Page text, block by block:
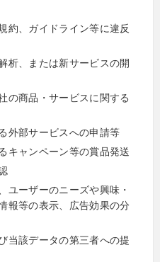
約、ガイドライン等に違反
析、または新サービスの開
の商品・サービスに関する
外部サービスへの申請等
キャンペーン等の賞品発送
ユーザーのニーズや興味・
報等の表示、広告効果の分
当該データの第三者への提